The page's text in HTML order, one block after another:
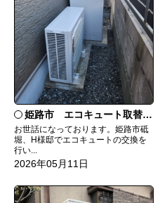
姫路市 エコキュート取替工事
お世話になっております。姫路市砥
堀、H様邸でエコキュートの交換を
行い...
2026年05月11日